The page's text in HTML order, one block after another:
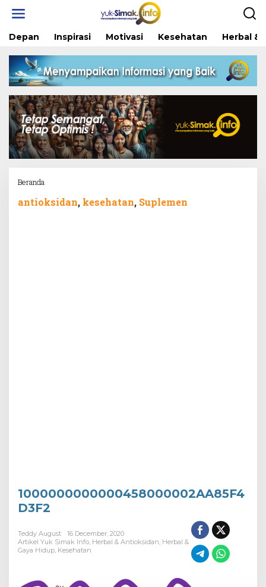
Depan Inspirasi Motivasi Kesehatan Herbal &
Beranda
antioksidan, kesehatan, Suplemen
1000000000000458000002AA85F4
D3F2
Teddy August
16 December, 2020
Artikel Yuk Simak Info, Herbal & Antioksidan, Herbal &
Gaya Hidup, Kesehatan